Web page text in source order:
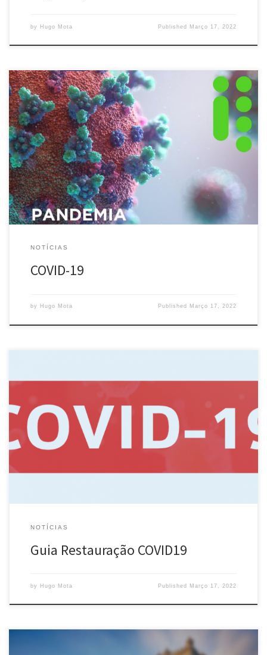
by Hugo Mota Published Março 17, 2022
A pandemia da Covid-19, uma doença respiratória causada pelo
coronavírus daa síndrome respiratória aguda grave 2 (SARS-CoV-2)
afetou a China em 2019 e agora, em 2021, assusta e ameaça um
mundo inteiro que procura se curar desta doença que
transformou o mundo e fez esquecer aquele que não mais existe.
Fomos […]
NOTÍCIAS
COVID-19
by Hugo Mota Published Março 17, 2022
Guia Restauração COVID _ AHRESP
NOTÍCIAS
Guia Restauração COVID19
by Hugo Mota Published Março 17, 2022